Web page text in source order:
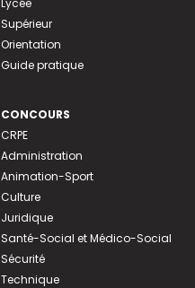
Supérieur
Orientation
Guide pratique
CONCOURS
CRPE
Administration
Animation-Sport
Culture
Juridique
Santé-Social et Médico-Social
Sécurité
Technique